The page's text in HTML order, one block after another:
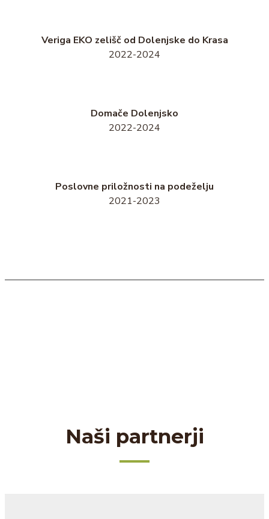
Veriga EKO zelišč od Dolenjske do Krasa
2022-2024
Domače Dolenjsko
2022-2024
Poslovne priložnosti na podeželju
2021-2023
Naši partnerji